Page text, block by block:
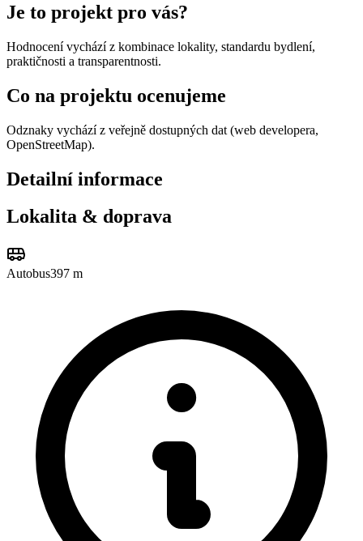
Je to projekt pro vás?
Hodnocení vychází z kombinace lokality, standardu bydlení,
praktičnosti a transparentnosti.
Co na projektu ocenujeme
Odznaky vychází z veřejně dostupných dat (web developera,
OpenStreetMap).
Detailní informace
Lokalita & doprava
Autobus397 m